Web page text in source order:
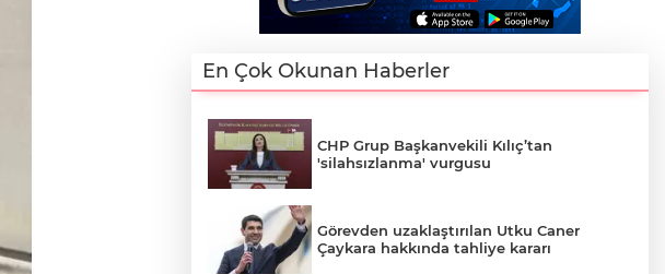
En Çok Okunan Haberler
CHP Grup Başkanvekili Kılıç’tan
'silahsızlanma' vurgusu
Görevden uzaklaştırılan Utku Caner
Çaykara hakkında tahliye kararı